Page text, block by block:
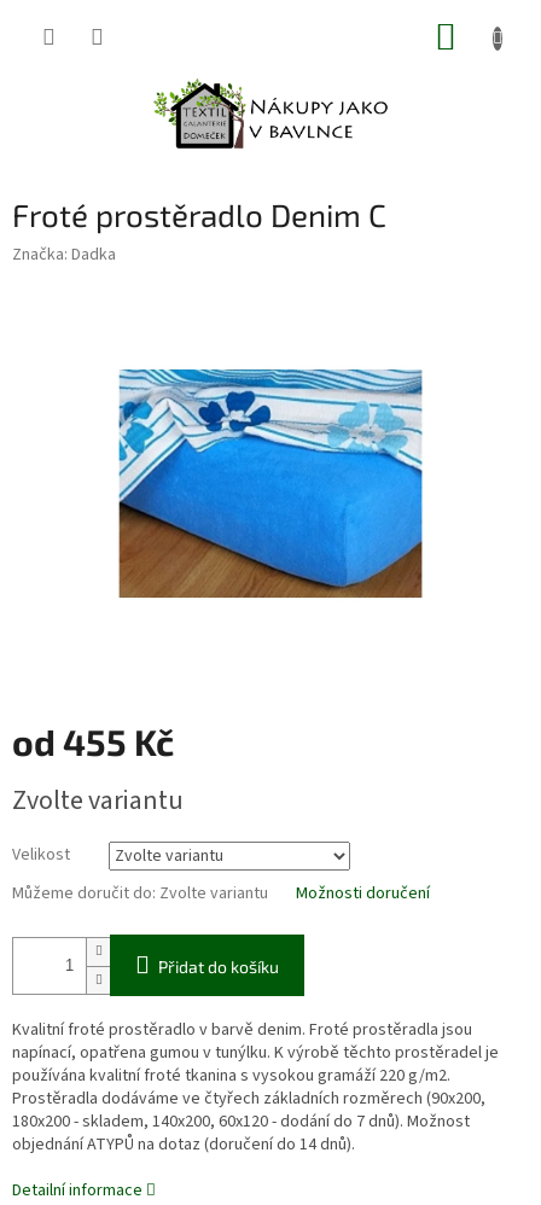
Froté prostěradlo Denim C
Značka: Dadka
od 455 Kč
cena:
Zvolte variantu
Velikost
Můžeme doručit do: Zvolte variantu Možnosti doručení
Přidat do košíku
Kvalitní froté prostěradlo v barvě denim. Froté prostěradla jsou
napínací, opatřena gumou v tunýlku. K výrobě těchto prostěradel je
používána kvalitní froté tkanina s vysokou gramáží 220 g/m2.
Prostěradla dodáváme ve čtyřech základních rozměrech (90x200,
180x200 - skladem, 140x200, 60x120 - dodání do 7 dnů). Možnost
objednání ATYPŮ na dotaz (doručení do 14 dnů).
Detailní informace